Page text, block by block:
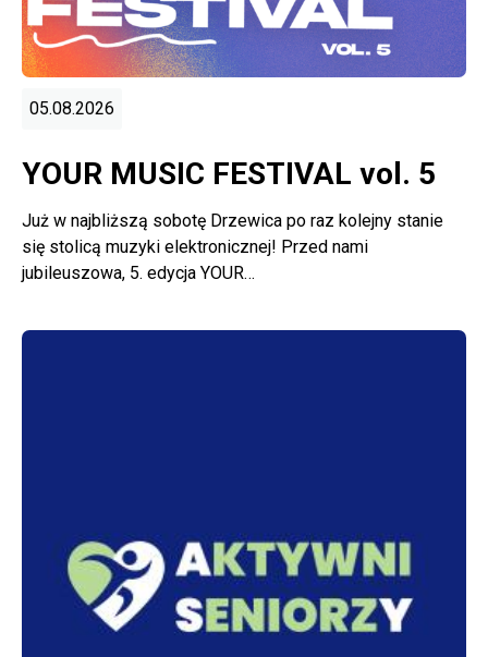
05.08.2026
YOUR MUSIC FESTIVAL vol. 5
Już w najbliższą sobotę Drzewica po raz kolejny stanie
się stolicą muzyki elektronicznej! Przed nami
jubileuszowa, 5. edycja YOUR…